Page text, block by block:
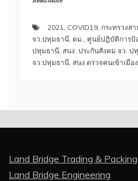
2021 COVID19 กระทรวงส
จว.ปทุมธานี ตม.
ศูนย์ปฎิบัติการป้
ปทุมธานี สนง. ประกันสังคม จว. ป
จว.ปทุมธานี สนง.ตรวจคนเข้าเมือง
Land Bridge Trading & Packing
Land Bridge Engineering